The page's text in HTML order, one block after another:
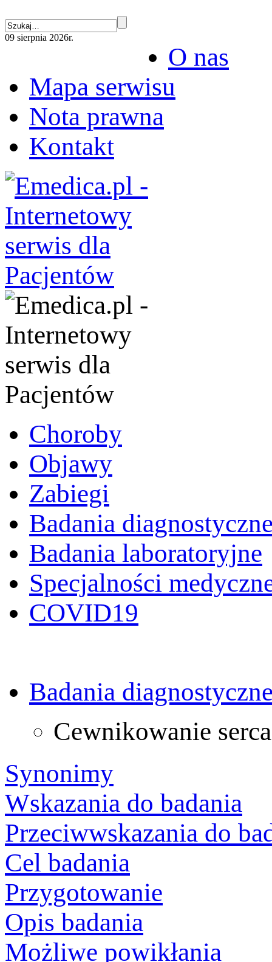
09 sierpnia 2026r.
O nas
Mapa serwisu
Nota prawna
Kontakt
Choroby
Objawy
Zabiegi
Badania
Badania laboratoryjne
Specjalności
COVID19
Badania
Cewnikowanie serca
Synonimy
Wskazania do badania
Przeciwwskazania do
Cel badania
Przygotowanie
Opis badania
Możliwe powikłania